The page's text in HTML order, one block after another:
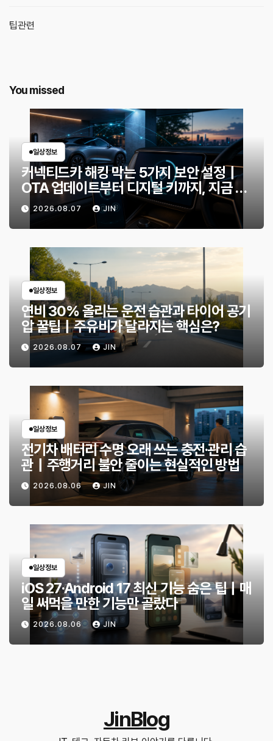
팁관련
You missed
일상정보
커넥티드카 해킹 막는 5가지 보안 설정｜
OTA 업데이트부터 디지털 키까지, 지금 확
인할 것은?
2026.08.07 JIN
일상정보
연비 30% 올리는 운전 습관과 타이어 공기
압 꿀팁｜주유비가 달라지는 핵심은?
2026.08.07 JIN
일상정보
전기차 배터리 수명 오래 쓰는 충전·관리 습
관｜주행거리 불안 줄이는 현실적인 방법
2026.08.06 JIN
일상정보
iOS 27·Android 17 최신 기능 숨은 팁｜매
일 써먹을 만한 기능만 골랐다
2026.08.06 JIN
JinBlog